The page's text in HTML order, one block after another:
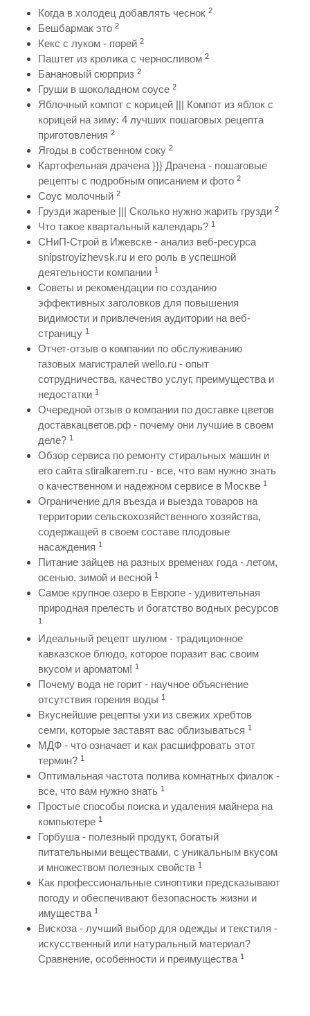
Когда в холодец добавлять чеснок 2
Бешбармак это 2
Кекс с луком - порей 2
Паштет из кролика с черносливом 2
Банановый сюрприз 2
Груши в шоколадном соусе 2
Яблочный компот с корицей ||| Компот из яблок с
корицей на зиму: 4 лучших пошаговых рецепта
приготовления 2
Ягоды в собственном соку 2
Картофельная драчена }}} Драчена - пошаговые
рецепты с подробным описанием и фото 2
Соус молочный 2
Грузди жареные ||| Сколько нужно жарить грузди 2
Что такое квартальный календарь? 1
СНиП-Строй в Ижевске - анализ веб-ресурса
snipstroyizhevsk.ru и его роль в успешной
деятельности компании 1
Советы и рекомендации по созданию
эффективных заголовков для повышения
видимости и привлечения аудитории на веб-
страницу 1
Отчет-отзыв о компании по обслуживанию
газовых магистралей wello.ru - опыт
сотрудничества, качество услуг, преимущества и
недостатки 1
Очередной отзыв о компании по доставке цветов
доставкацветов.рф - почему они лучшие в своем
деле? 1
Обзор сервиса по ремонту стиральных машин и
его сайта stiralkarem.ru - все, что вам нужно знать
о качественном и надежном сервисе в Москве 1
Ограничение для въезда и выезда товаров на
территории сельскохозяйственного хозяйства,
содержащей в своем составе плодовые
насаждения 1
Питание зайцев на разных временах года - летом,
осенью, зимой и весной 1
Самое крупное озеро в Европе - удивительная
природная прелесть и богатство водных ресурсов
1
Идеальный рецепт шулюм - традиционное
кавказское блюдо, которое поразит вас своим
вкусом и ароматом! 1
Почему вода не горит - научное объяснение
отсутствия горения воды 1
Вкуснейшие рецепты ухи из свежих хребтов
семги, которые заставят вас облизываться 1
МДФ - что означает и как расшифровать этот
термин? 1
Оптимальная частота полива комнатных фиалок -
все, что вам нужно знать 1
Простые способы поиска и удаления майнера на
компьютере 1
Горбуша - полезный продукт, богатый
питательными веществами, с уникальным вкусом
и множеством полезных свойств 1
Как профессиональные синоптики предсказывают
погоду и обеспечивают безопасность жизни и
имущества 1
Вискоза - лучший выбор для одежды и текстиля -
искусственный или натуральный материал?
Сравнение, особенности и преимущества 1